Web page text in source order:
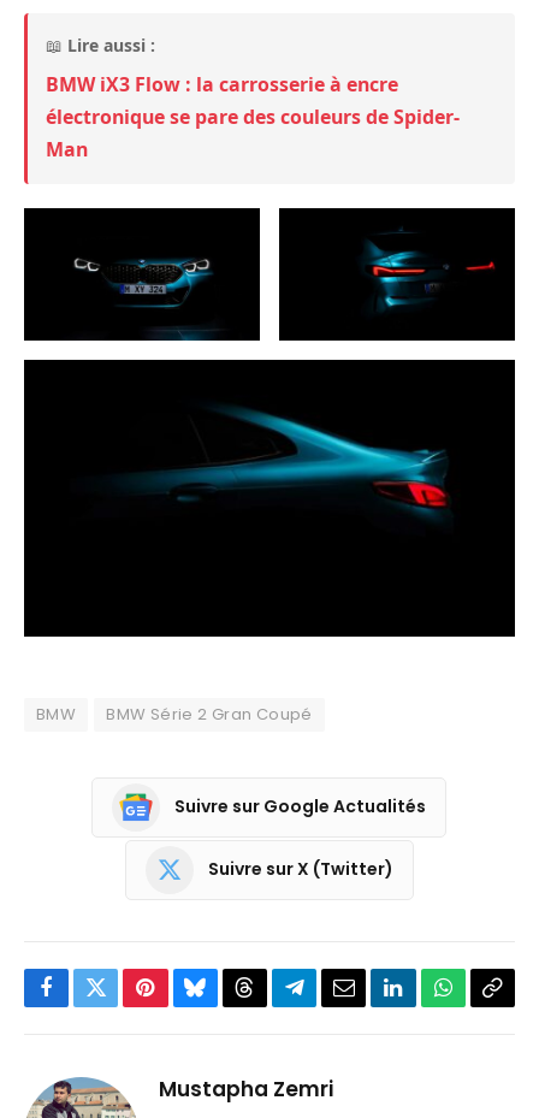
📖 Lire aussi :
BMW iX3 Flow : la carrosserie à encre
électronique se pare des couleurs de Spider-
Man
BMW BMW Série 2 Gran Coupé
Suivre sur Google Actualités
Suivre sur X (Twitter)
Facebook
TwitterPinterestBlueskyThreadsPartager
Telegram
EmailLinkedInWhatsApp
Mustapha Zemri